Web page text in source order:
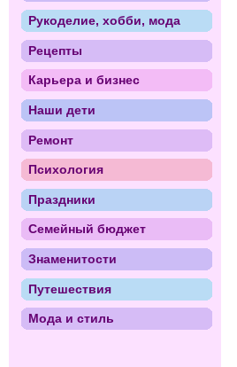
Рукоделие, хобби, мода
Рецепты
Карьера и бизнес
Наши дети
Ремонт
Психология
Праздники
Семейный бюджет
Знаменитости
Путешествия
Мода и стиль